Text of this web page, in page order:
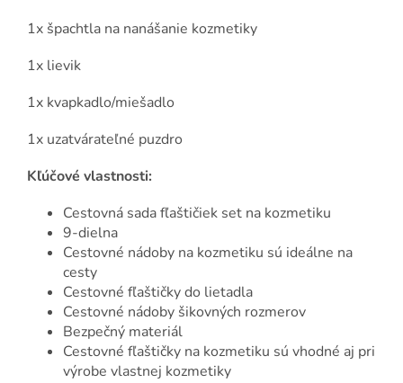
1x špachtla na nanášanie kozmetiky
1x lievik
1x kvapkadlo/miešadlo
1x uzatvárateľné puzdro
Kľúčové vlastnosti:
Cestovná sada fľaštičiek set na kozmetiku
9-dielna
Cestovné nádoby na kozmetiku sú ideálne na
cesty
Cestovné fľaštičky do lietadla
Cestovné nádoby šikovných rozmerov
Bezpečný materiál
Cestovné fľaštičky na kozmetiku sú vhodné aj pri
výrobe vlastnej kozmetiky